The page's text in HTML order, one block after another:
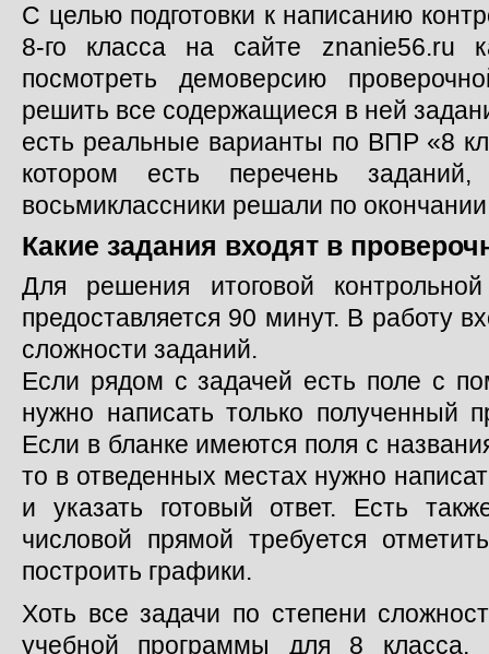
С целью подготовки к написанию
8-го класса на сайте znanie56.ru
посмотреть демоверсию
решить все содержащиеся в ней
есть реальные варианты по ВПР «8
котором есть перечень
восьмиклассники решали по окончании
Какие задания входят в
Для решения итоговой
предоставляется 90 минут. В работу
сложности заданий.
Если рядом с задачей есть поле с
нужно написать только полученный
Если в бланке имеются поля с
то в отведенных местах нужно
и указать готовый ответ. Есть
числовой прямой требуется
построить графики.
Хоть все задачи по степени
учебной программы для 8